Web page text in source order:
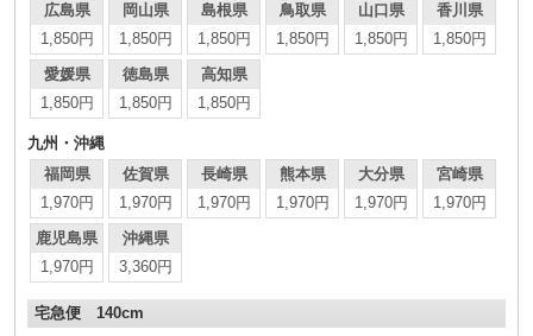
広島県
1,850円
岡山県
1,850円
島根県
1,850円
鳥取県
1,850円
山口県
1,850円
香川県
1,850円
愛媛県
1,850円
徳島県
1,850円
高知県
1,850円
九州・沖縄
福岡県
1,970円
佐賀県
1,970円
長崎県
1,970円
熊本県
1,970円
大分県
1,970円
宮崎県
1,970円
鹿児島県
1,970円
沖縄県
3,360円
宅急便 140cm